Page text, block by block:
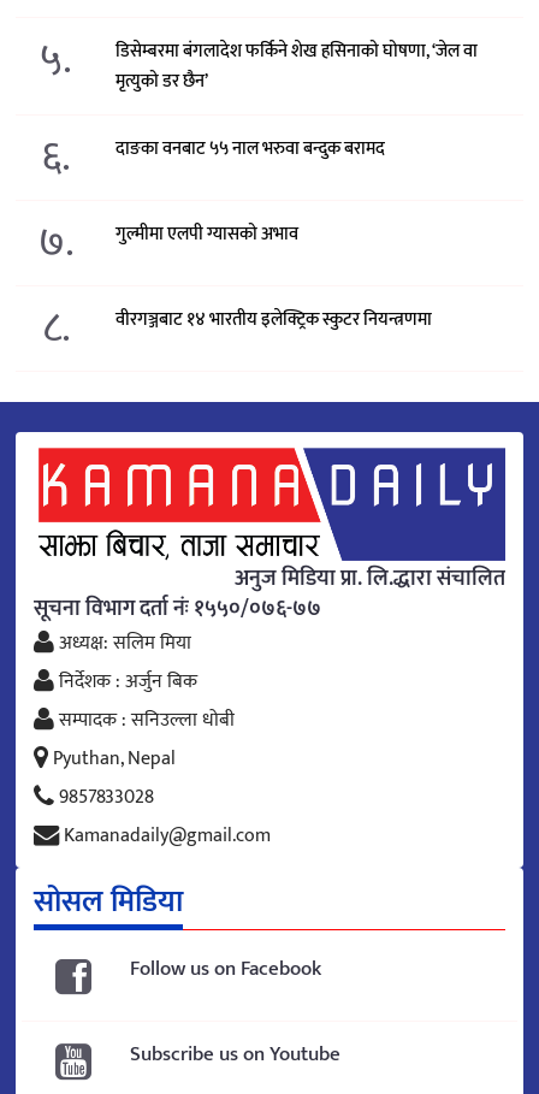
५.
डिसेम्बरमा बंगलादेश फर्किने शेख हसिनाको घोषणा, ‘जेल वा
मृत्युको डर छैन’
६. दाङका वनबाट ५५ नाल भरुवा बन्दुक बरामद
७. गुल्मीमा एलपी ग्यासको अभाव
८. वीरगञ्जबाट १४ भारतीय इलेक्ट्रिक स्कुटर नियन्त्रणमा
अनुज मिडिया प्रा. लि.द्धारा संचालित
सूचना विभाग दर्ता नंः १५५०/०७६-७७
अध्यक्ष: सलिम मिया
निर्देशक : अर्जुन बिक
सम्पादक : सनिउल्ला धोबी
Pyuthan, Nepal
9857833028
Kamanadaily@gmail.com
सोसल मिडिया
Follow us on Facebook
Subscribe us on Youtube